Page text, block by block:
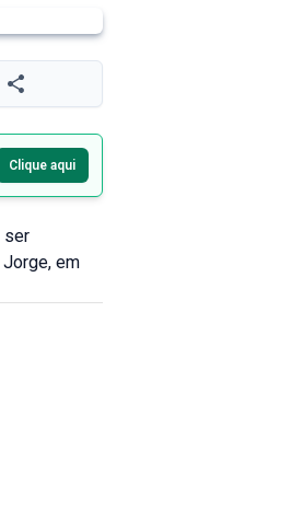
Clique aqui
ser
em